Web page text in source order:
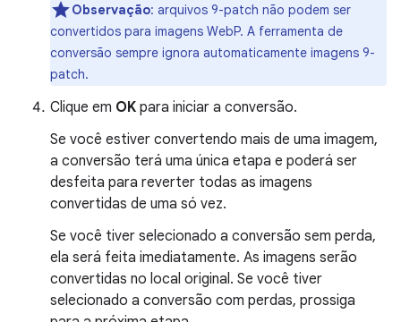
Observação: arquivos 9-patch não podem ser
convertidos para imagens WebP. A ferramenta de
conversão sempre ignora automaticamente imagens 9-
patch.
Clique em OK para iniciar a conversão.
Se você estiver convertendo mais de uma imagem,
a conversão terá uma única etapa e poderá ser
desfeita para reverter todas as imagens
convertidas de uma só vez.
Se você tiver selecionado a conversão sem perda,
ela será feita imediatamente. As imagens serão
convertidas no local original. Se você tiver
selecionado a conversão com perdas, prossiga